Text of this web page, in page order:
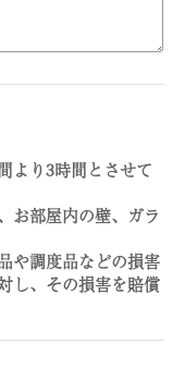
より3時間とさせて
お部屋内の壁、ガラ
や調度品などの損害
し、その損害を賠償